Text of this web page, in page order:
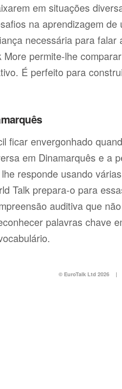
em situações
na aprendizagem
necessária para
More permite-lhe
É perfeito para
ficar envergonhado
em Dinamarquês e a
responde usando
Talk prepara-o para
auditiva que
palavras chave
© EuroTalk Ltd 2026 |